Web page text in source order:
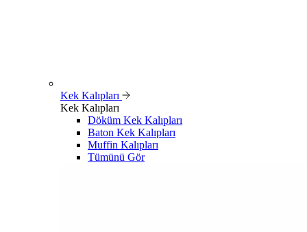
Kek Kalıpları
Kek Kalıpları
Döküm Kek Kalıpları
Baton Kek Kalıpları
Muffin Kalıpları
Tümünü Gör